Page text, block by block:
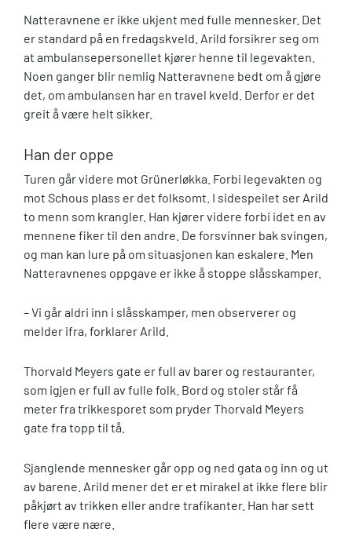
Natteravnene er ikke ukjent med fulle mennesker. Det
er standard på en fredagskveld. Arild forsikrer seg om
at ambulansepersonellet kjører henne til legevakten.
Noen ganger blir nemlig Natteravnene bedt om å gjøre
det, om ambulansen har en travel kveld. Derfor er det
greit å være helt sikker.
Han der oppe
Turen går videre mot Grünerløkka. Forbi legevakten og
mot Schous plass er det folksomt. I sidespeilet ser Arild
to menn som krangler. Han kjører videre forbi idet en av
mennene fiker til den andre. De forsvinner bak svingen,
og man kan lure på om situasjonen kan eskalere. Men
Natteravnenes oppgave er ikke å stoppe slåsskamper.
– Vi går aldri inn i slåsskamper, men observerer og
melder ifra, forklarer Arild.
Thorvald Meyers gate er full av barer og restauranter,
som igjen er full av fulle folk. Bord og stoler står få
meter fra trikkesporet som pryder Thorvald Meyers
gate fra topp til tå.
Sjanglende mennesker går opp og ned gata og inn og ut
av barene. Arild mener det er et mirakel at ikke flere blir
påkjørt av trikken eller andre trafikanter. Han har sett
flere være nære.